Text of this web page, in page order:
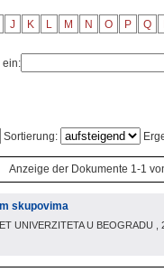
J K L M N O P Q
ein:
Sortierung:
Anzeige der Dokumente 1-1
skupovima
UNIVERZITETA U BEOGRADU